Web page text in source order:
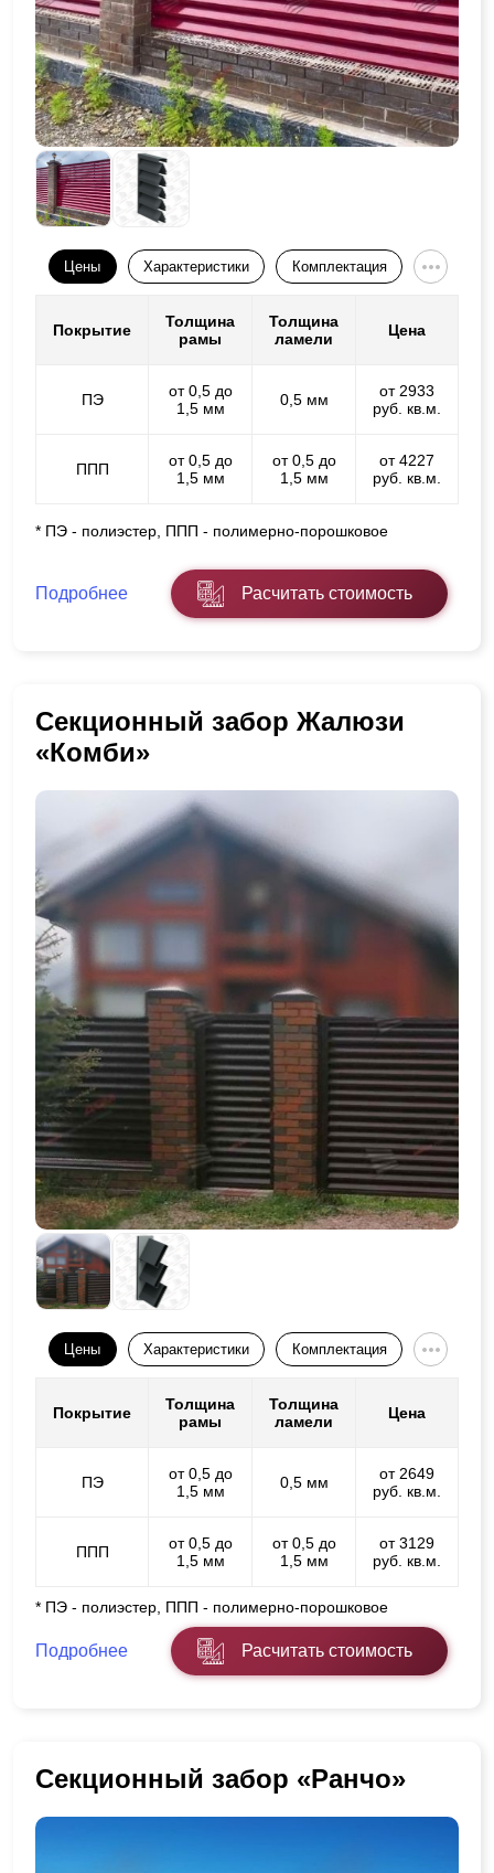
Цены Характеристики Комплектация
Покрытие
Толщина
рамы
Толщина
ламели
Цена
ПЭ
от 0,5 до
1,5 мм
0,5 мм
от 2933
руб. кв.м.
ППП
от 0,5 до
1,5 мм
от 0,5 до
1,5 мм
от 4227
руб. кв.м.
* ПЭ - полиэстер, ППП - полимерно-порошковое
Подробнее Расчитать стоимость
Секционный забор Жалюзи
«Комби»
Цены Характеристики Комплектация
Покрытие
Толщина
рамы
Толщина
ламели
Цена
ПЭ
от 0,5 до
1,5 мм
0,5 мм
от 2649
руб. кв.м.
ППП
от 0,5 до
1,5 мм
от 0,5 до
1,5 мм
от 3129
руб. кв.м.
* ПЭ - полиэстер, ППП - полимерно-порошковое
Подробнее Расчитать стоимость
Секционный забор «Ранчо»